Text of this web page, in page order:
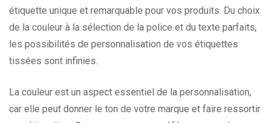
étiquette unique et remarquable pour vos produits. Du choix
de la couleur à la sélection de la police et du texte parfaits,
les possibilités de personnalisation de vos étiquettes
tissées sont infinies.
La couleur est un aspect essentiel de la personnalisation,
car elle peut donner le ton de votre marque et faire ressortir